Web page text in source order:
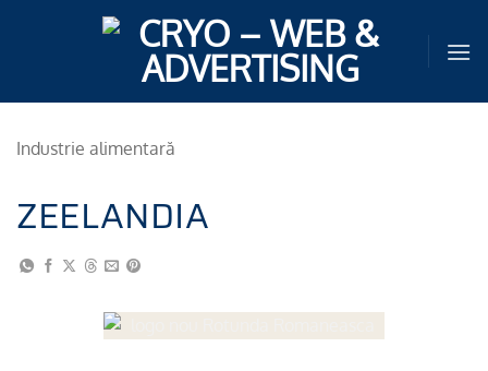
Industrie alimentară
ZEELANDIA